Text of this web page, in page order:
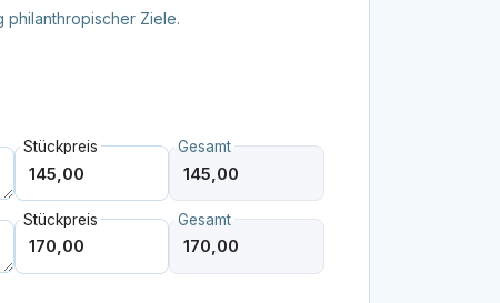
philanthropischer Ziele.
Stückpreis Gesamt
Stückpreis Gesamt